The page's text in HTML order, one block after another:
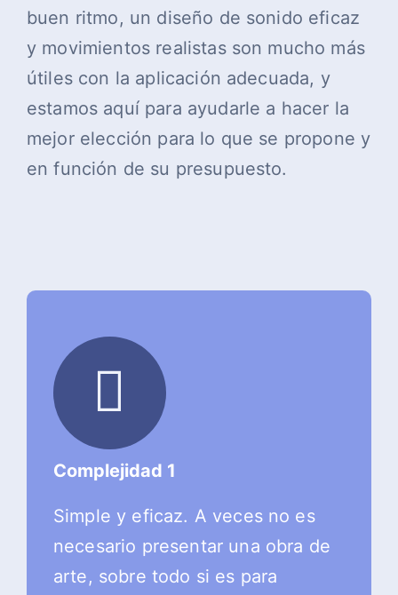
buen ritmo, un diseño de sonido eficaz
y movimientos realistas son mucho más
útiles con la aplicación adecuada, y
estamos aquí para ayudarle a hacer la
mejor elección para lo que se propone y
en función de su presupuesto.
Complejidad 1
Simple y eficaz. A veces no es
necesario presentar una obra de
arte, sobre todo si es para